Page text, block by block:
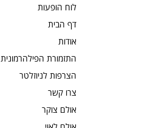
לוח הופעות
דף הבית
אודות
התזמורת הפילהרמונית
הצרפות לניוזלטר
צרו קשר
אולם צוקר